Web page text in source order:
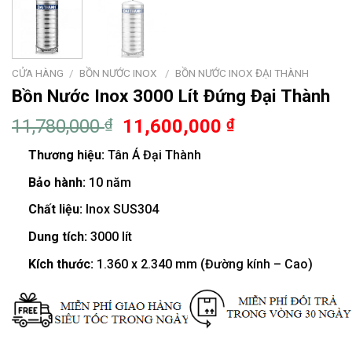
CỬA HÀNG / BỒN NƯỚC INOX / BỒN NƯỚC INOX ĐẠI THÀNH
Bồn Nước Inox 3000 Lít Đứng Đại Thành
11,780,000₫ 11,600,000₫
Thương hiệu:Tân Á Đại Thành
Bảo hành:10 năm
Chất liệu:Inox SUS304
Dung tích:3000 lít
Kích thước:1.360 x 2.340 mm (Đường kính – Cao)